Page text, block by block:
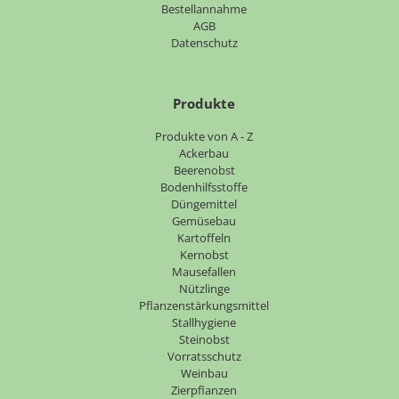
Bestellannahme
AGB
Datenschutz
Produkte
Produkte von A - Z
Ackerbau
Beerenobst
Bodenhilfsstoffe
Düngemittel
Gemüsebau
Kartoffeln
Kernobst
Mausefallen
Nützlinge
Pflanzenstärkungsmittel
Stallhygiene
Steinobst
Vorratsschutz
Weinbau
Zierpflanzen